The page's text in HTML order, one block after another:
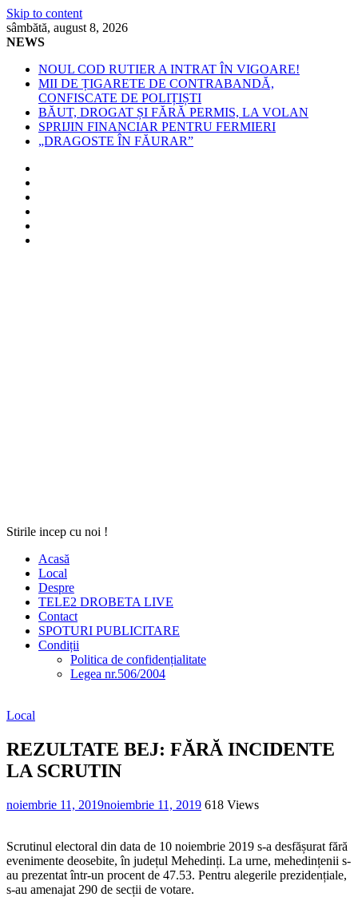
Skip to content
sâmbătă, august 8, 2026
NEWS
NOUL COD RUTIER A INTRAT ÎN VIGOARE!
MII DE ȚIGARETE DE CONTRABANDĂ,
CONFISCATE DE POLIȚIȘTI
BĂUT, DROGAT ȘI FĂRĂ PERMIS, LA VOLAN
SPRIJIN FINANCIAR PENTRU FERMIERI
„DRAGOSTE ÎN FĂURAR”
Stirile incep cu noi !
Acasă
Local
Despre
TELE2 DROBETA LIVE
Contact
SPOTURI PUBLICITARE
Condiții
Politica de confidențialitate
Legea nr.506/2004
Local
REZULTATE BEJ: FĂRĂ INCIDENTE
LA SCRUTIN
noiembrie 11, 2019noiembrie 11, 2019 618 Views
Scrutinul electoral din data de 10 noiembrie 2019 s-a desfășurat fără
evenimente deosebite, în județul Mehedinți. La urne, mehedințenii s-
au prezentat într-un procent de 47.53. Pentru alegerile prezidențiale,
s-au amenajat 290 de secții de votare.